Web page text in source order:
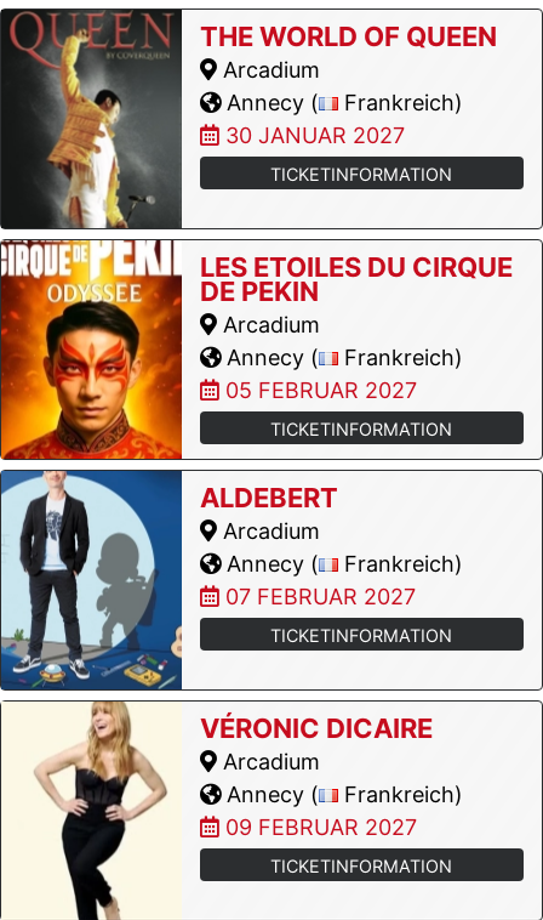
THE WORLD OF QUEEN
Arcadium
Annecy (
Frankreich)
30 JANUAR 2027
TICKETINFORMATION
LES ETOILES DU CIRQUE
DE PEKIN
Arcadium
Annecy (
Frankreich)
05 FEBRUAR 2027
TICKETINFORMATION
ALDEBERT
Arcadium
Annecy (
Frankreich)
07 FEBRUAR 2027
TICKETINFORMATION
VÉRONIC DICAIRE
Arcadium
Annecy (
Frankreich)
09 FEBRUAR 2027
TICKETINFORMATION